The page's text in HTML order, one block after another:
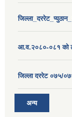
आ.व.२०८०-०८१ को
जिल्ला दररेट ०७५/
अन्य